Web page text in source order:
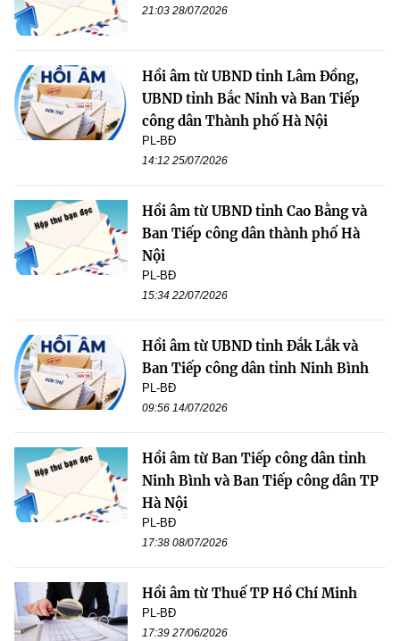
21:03 28/07/2026
Hồi âm từ UBND tỉnh Lâm Đồng,
UBND tỉnh Bắc Ninh và Ban Tiếp
công dân Thành phố Hà Nội
PL-BĐ
14:12 25/07/2026
Hồi âm từ UBND tỉnh Cao Bằng và
Ban Tiếp công dân thành phố Hà
Nội
PL-BĐ
15:34 22/07/2026
Hồi âm từ UBND tỉnh Đắk Lắk và
Ban Tiếp công dân tỉnh Ninh Bình
PL-BĐ
09:56 14/07/2026
Hồi âm từ Ban Tiếp công dân tỉnh
Ninh Bình và Ban Tiếp công dân TP
Hà Nội
PL-BĐ
17:38 08/07/2026
Hồi âm từ Thuế TP Hồ Chí Minh
PL-BĐ
17:39 27/06/2026